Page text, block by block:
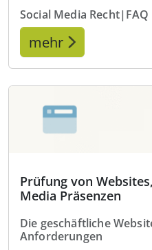
Social Media Recht|FAQ
mehr
Prüfung von
Media Präsenzen
Die geschäftliche
Anforderungen